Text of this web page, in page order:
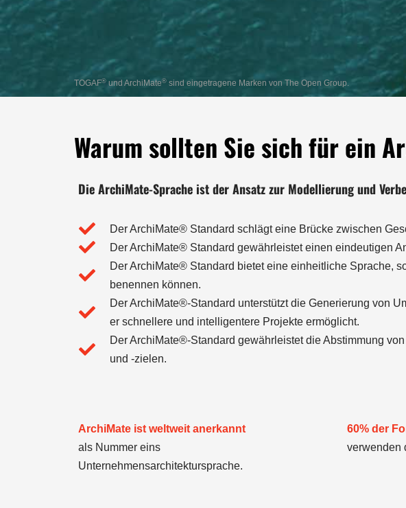
TOGAF® und ArchiMate® sind eingetragene Marken von The Open Group.
Warum sollten Sie sich für ein
Die ArchiMate-Sprache ist der Ansatz zur Modellierung und
Der ArchiMate® Standard schlägt eine Brücke zwischen
Der ArchiMate® Standard gewährleistet einen eindeutigen
Der ArchiMate® Standard bietet eine einheitliche Sprache,
benennen können.
Der ArchiMate®-Standard unterstützt die Generierung von
er schnellere und intelligentere Projekte ermöglicht.
Der ArchiMate®-Standard gewährleistet die Abstimmung
und -zielen.
ArchiMate ist weltweit anerkannt
als Nummer eins
Unternehmensarchitektursprache.
60% der
verwenden